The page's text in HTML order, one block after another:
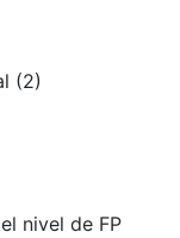
(2)
nivel de FP